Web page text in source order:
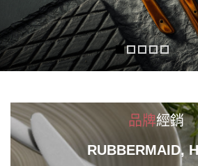
品牌經銷
RUBBERMAID,